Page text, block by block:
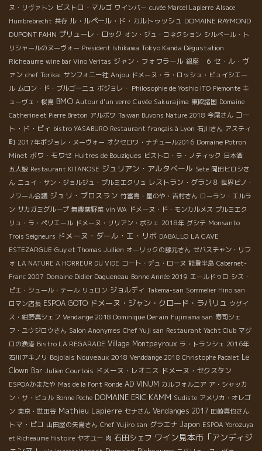
ヌ・リヴァトン ビストロ・マルゴ ワインバー cuvée Marcel Lapierre Alsace
Humbrebrecht 共存 ル・ルペール・ド・カルトゥッシュ DOMAINE RAYMOND
DUPONT FAHN プリューレ・ロック オン・ジュ・コネクション シルベール・ト
リシャールのヌーヴォー President Ishikawa Tokyo Kanda Dégustation
Richeaume wine bar Vino Veritas ジャン・フォワラール 銀座 ６ セ・ル・ヴ
ァン chef Torikai サンフォニー社 Anjou ドメーヌ・ラ・ロッシュ・ビュイシエー
ル ムロン・ド・ブルゴーニュ ボジョレ・ Philosophie de Yoshio ITO Piemonte キ
ューヴェ・桜島 BMO Autour d'un verre Cuvée Sakurajima 東欧諸国 Domaine
Catherine et Pierre Breton アルボワ Taiwan Buvons Nature 2018 今尾さん コー
ト・ド・ピィ bistro YASABURO Restaurant français à Lyon 石川さん アスティ
町 2017年ボジョレ・ヌーヴォー オクセロワ・ナチュール2016 Domaine Potron
Minet ボワ・モワセ Huitres de Bouzigues ビストロ・ラ・ノティック 日本酒
五人娘 Restaurant KITANOSE ジュリアン・アルタベール Sete 岡田ヒロシさ
ん ニュイ・サン・ジョルジュ・プルミエクリュ レストラン・グラン８ 世界ピノ・
ノワール会議 ジュリ・ブロスラン 竹富島・星のや・吉村さん ローラン・エルラ
ン サカガミグループ 無農薬野菜 vin WA ドメーヌ・ド・モンカルメス プルミエク
リュ・ラ・ペリエール ドメーヌ・リリアン・ボシェ 2018年 グシテ Monsanto
Trois Seigneurs ドメーヌ・ダール・エ・リボ DABALLO LA CAVE
ESTEZARGUE Guy et Thomas Jullien オーリックの藤元さん セバスチャン・リフ
ォ LA NATURE A HORREUR DU VIDE コート・デュ・ローヌ 能登半島 Cabernet-
Franc 2007 Domaine Didier Dagueneau Bonne Année 2019 エールドゥロ シス・
ピエ・シュール・テール リュロン ジョルディ Takema-san Sommelier Hino san
ロマン店長 ESPOA GOTO ドメーヌ・ジャン・クロード・ラパリュ ウグイ
ス・紺野真シェフ Vendange 2018 Dominique Derain Fujimama san 寿司シェ
フ・ユウジロウさん Salon Anonymes Chef Yuji san Restaurant Yacht Club マグ
ロの漁港 Bistro LA REGARADE Village Montpeyroux ラ・トランシェ 2016年
石川アキノリ Bojolais Nouveaux 2018 Venddange 2018 Christophe Pacalet Le
Clown Bar Julien Courtois ドメーヌ・レオニス ドメーヌ・セクスタン
ESPOAかまたや Mas de la Font Ronde AD VINUM カルフォルニア ア・シャッカ
ン・サ・ビュル Bonne Peche DOMAINE ERIC KAMM Sudiste アメリカ・オレゴ
ン 東京・世田谷 Mathieu Lapierre セナさん Vendanges 2017 田崎真也さん
トマ・ピコ 山田屋の矢島さん Chef Yujiro san グラエナ Japon ESPOA Yorozuya
et Richeaume Histoire ヤオユー 肉 石田シェフ ワイン見本市「アンディジ